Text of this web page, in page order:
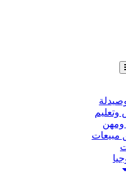
مبيعات